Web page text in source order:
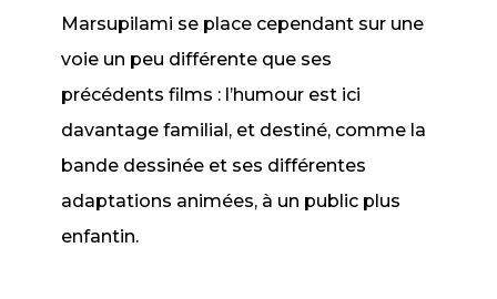
Marsupilami se place cependant sur une
voie un peu différente que ses
précédents films : l’humour est ici
davantage familial, et destiné, comme la
bande dessinée et ses différentes
adaptations animées, à un public plus
enfantin.